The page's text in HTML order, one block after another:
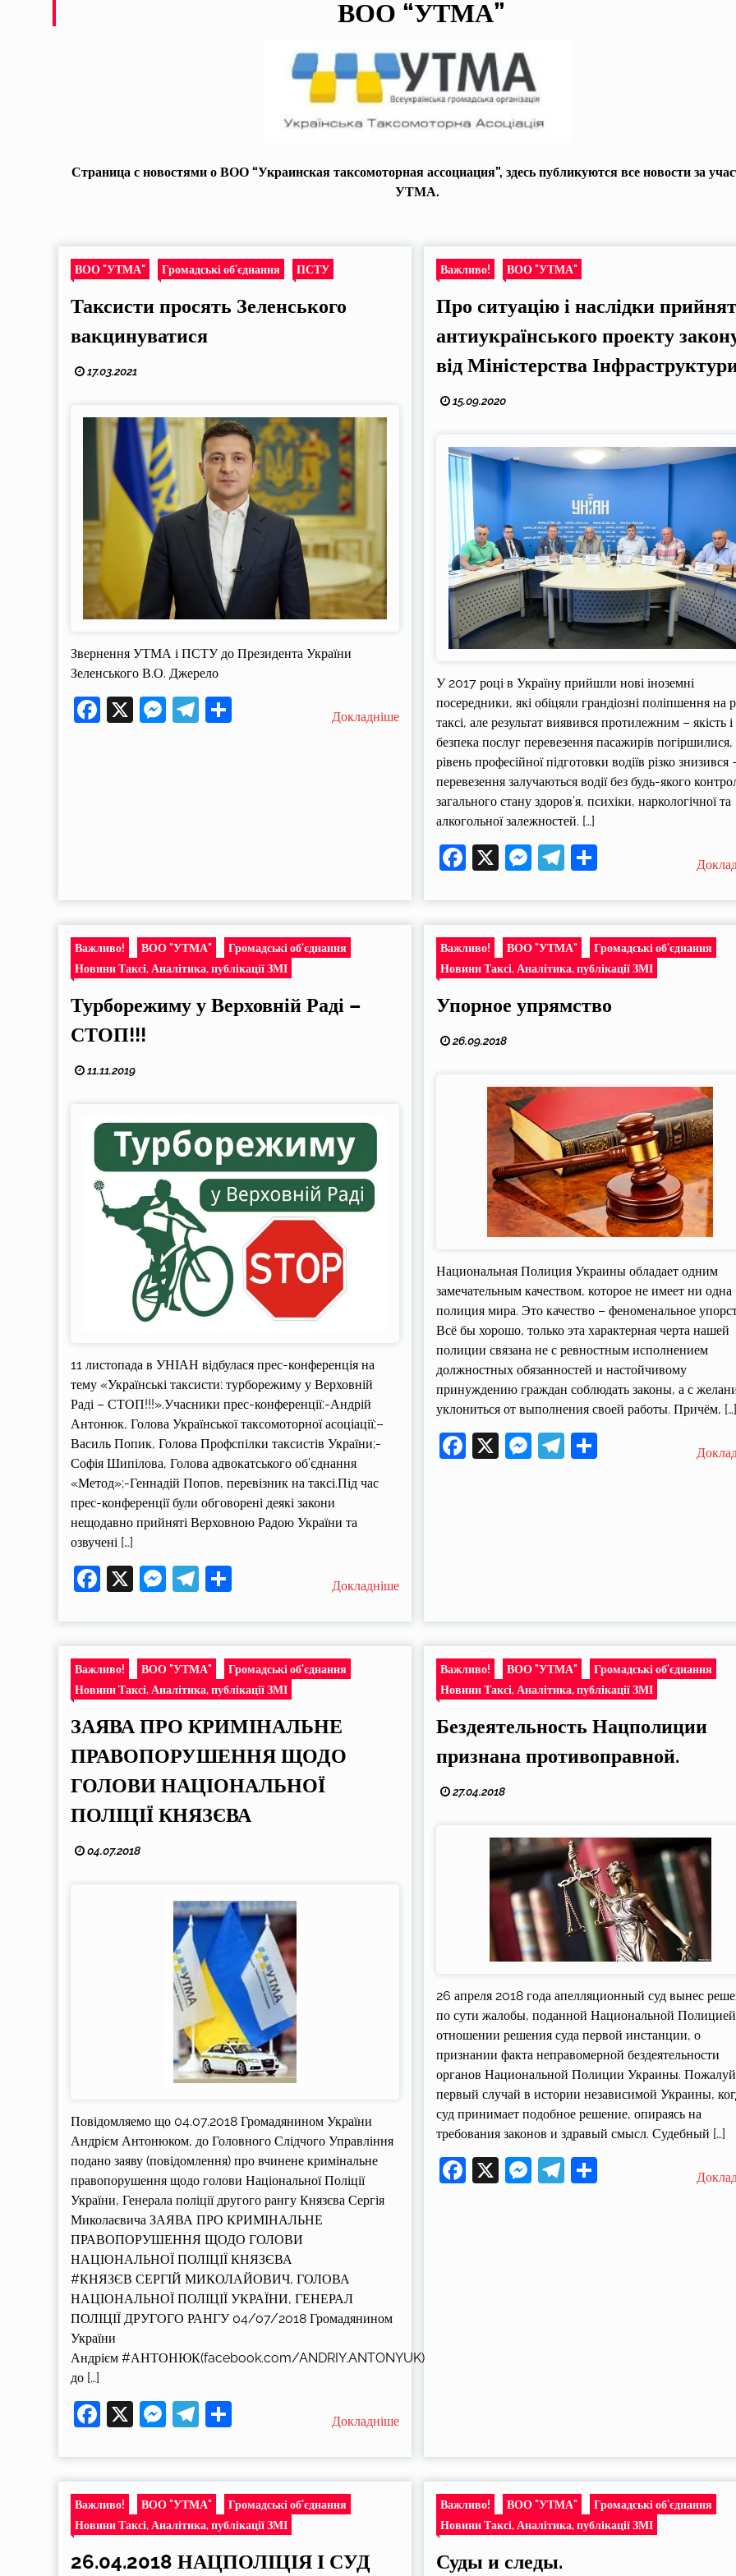
ВОО “УТМА”
Страница с новостями о ВОО “Украинская таксомоторная ассоциация”, здесь публикуются все новости за
УТМА.
ВОО "УТМА" Громадські об'єднання ПСТУ
Таксисти просять Зеленського
вакцинуватися
17.03.2021
Звернення УТМА і ПСТУ до Президента України
Зеленського В.О. Джерело
Facebook
X Messenger
Telegram
ПоділитисяДокладніше
Важливо! ВОО "УТМА"
Про ситуацію і наслідки
антиукраїнського проекту
від Міністерства
15.09.2020
У 2017 році в Україну прийшли нові іноземні
посередники, які обіцяли грандіозні поліпшення на
таксі, але результат виявився протилежним – якість і
безпека послуг перевезення пасажирів погіршилися,
рівень професійної підготовки водіїв різко знизився
перевезення залучаються водії без будь-якого
загального стану здоров’я, психіки, наркологічної та
алкогольної залежностей. […]
Facebook
X Messenger
Telegram
Поділитися
Важливо! ВОО "УТМА"
Громадські об'єднання
Новини Таксі, Аналітика, публікації ЗМІ
Турборежиму у Верховній Раді –
СТОП!!!
11.11.2019
11 листопада в УНІАН відбулася прес-конференція на
тему «Українські таксисти: турборежиму у Верховній
Раді – СТОП!!!».Учасники прес-конференції:-Андрій
Антонюк, Голова Української таксомоторної асоціації;–
Василь Попик, Голова Профспілки таксистів України;-
Софія Шипілова, Голова адвокатського об’єднання
«Метод»;-Геннадій Попов, перевізник на таксі.Під час
прес-конференції були обговорені деякі закони
нещодавно прийняті Верховною Радою України та
озвучені […]
Facebook
X Messenger
Telegram
ПоділитисяДокладніше
Важливо! ВОО "УТМА"
Громадські об'єднання
Новини Таксі, Аналітика, публікації ЗМІ
Упорное упрямство
26.09.2018
Национальная Полиция Украины обладает одним
замечательным качеством, которое не имеет ни одна
полиция мира. Это качество – феноменальное
Всё бы хорошо, только эта характерная черта нашей
полиции связана не с ревностным исполнением
должностных обязанностей и настойчивому
принуждению граждан соблюдать законы, а с
уклониться от выполнения своей работы. Причём, […]
Facebook
X Messenger
Telegram
Поділитися
Важливо! ВОО "УТМА"
Громадські об'єднання
Новини Таксі, Аналітика, публікації ЗМІ
ЗАЯВА ПРО КРИМІНАЛЬНЕ
ПРАВОПОРУШЕННЯ ЩОДО
ГОЛОВИ НАЦІОНАЛЬНОЇ
ПОЛІЦІЇ КНЯЗЄВА
04.07.2018
Повідомляемо що 04.07.2018 Громадянином України
Андрієм Антонюком, до Головного Слідчого Управління
подано заяву (повідомлення) про вчинене кримінальне
правопорушення щодо голови Національної Поліції
України, Генерала поліції другого рангу Князєва Сергія
Миколаєвича ЗАЯВА ПРО КРИМІНАЛЬНЕ
ПРАВОПОРУШЕННЯ ЩОДО ГОЛОВИ
НАЦІОНАЛЬНОЇ ПОЛІЦІЇ КНЯЗЄВА
#КНЯЗЄВ СЕРГІЙ МИКОЛАЙОВИЧ, ГОЛОВА
НАЦІОНАЛЬНОЇ ПОЛІЦІЇ УКРАЇНИ, ГЕНЕРАЛ
ПОЛІЦІЇ ДРУГОГО РАНГУ 04/07/2018 Громадянином
України
Андрієм #АНТОНЮК(facebook.com/ANDRIY.ANTONYUK)
до […]
Facebook
X Messenger
Telegram
ПоділитисяДокладніше
Важливо! ВОО "УТМА"
Громадські об'єднання
Новини Таксі, Аналітика, публікації ЗМІ
Бездеятельность Нацполиции
признана противоправной.
27.04.2018
26 апреля 2018 года апелляционный суд вынес
по сути жалобы, поданной Национальной
отношении решения суда первой инстанции, о
признании факта неправомерной бездеятельности
органов Национальной Полиции Украины.
первый случай в истории независимой Украины,
суд принимает подобное решение, опираясь на
требования законов и здравый смысл. Судебный […]
Facebook
X Messenger
Telegram
Поділитися
Важливо! ВОО "УТМА"
Громадські об'єднання
Новини Таксі, Аналітика, публікації ЗМІ
26.04.2018 НАЦПОЛІЦІЯ І СУД
Важливо! ВОО "УТМА"
Громадські об'єднання
Новини Таксі, Аналітика, публікації ЗМІ
Суды и следы.